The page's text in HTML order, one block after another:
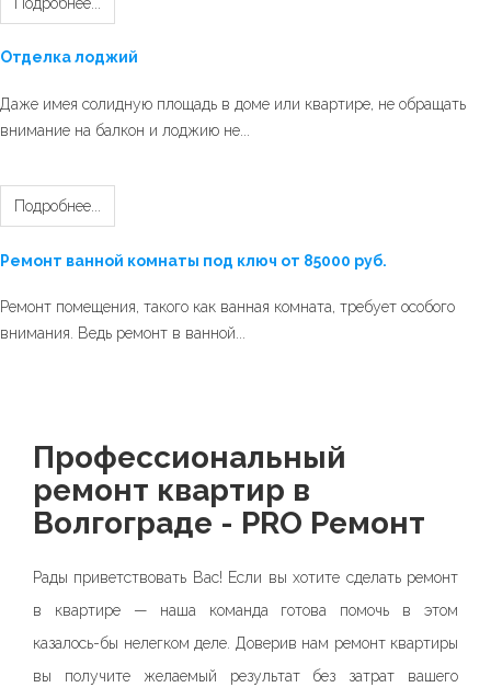
Отделка лоджий
Даже имея солидную площадь в доме или квартире, не обращать
внимание на балкон и лоджию не...
Подробнее...
Ремонт ванной комнаты под ключ от 85000 руб.
Ремонт помещения, такого как ванная комната, требует особого
внимания. Ведь ремонт в ванной...
Профессиональный
ремонт квартир в
Волгограде - PRO Ремонт
Рады приветствовать Вас! Если вы хотите сделать ремонт
в квартире — наша команда готова помочь в этом
казалось-бы нелегком деле. Доверив нам ремонт квартиры
вы получите желаемый результат без затрат вашего